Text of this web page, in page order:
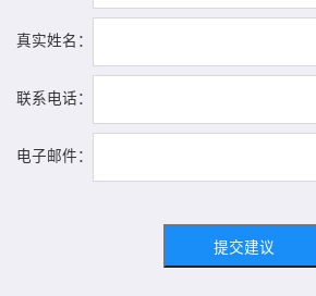
真实姓名：
联系电话：
电子邮件：
提交建议